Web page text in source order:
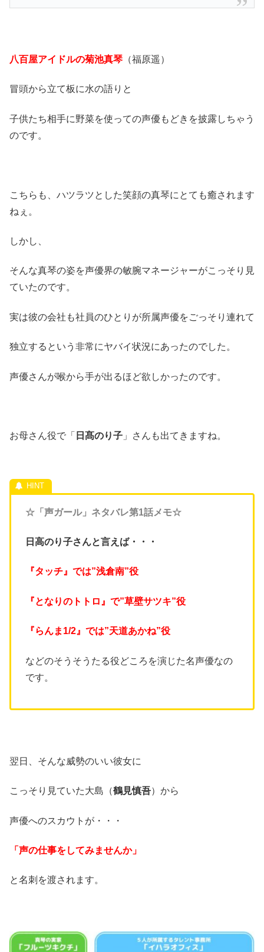
八百屋アイドルの菊池真琴 （福原遥）
冒頭から立て板に水の語りと
子供たち相手に野菜を使っての声優もどきを披露しちゃう
のです。
こちらも、ハツラツとした笑顔の真琴にとても癒されます
ねぇ。
しかし、
そんな真琴の姿を声優界の敏腕マネージャーがこっそり見
ていたのです。
実は彼の会社も社員のひとりが所属声優をごっそり連れて
独立するという非常にヤバイ状況にあったのでした。
声優さんが喉から手が出るほど欲しかったのです。
お母さん役で「 日髙のり子 」さんも出てきますね。
☆「声ガール」ネタバレ第1話メモ☆
日高のり子さんと言えば・・・
『タッチ』では”浅倉南”役
『となりのトトロ』で”草壁サツキ”役
『らんま1/2』では”天道あかね”役
などのそうそうたる役どころを演じた名声優なの
です。
翌日、そんな威勢のいい彼女に
こっそり見ていた大島（鶴見慎吾）から
声優へのスカウトが・・・
「声の仕事をしてみませんか」
と名刺を渡されます。